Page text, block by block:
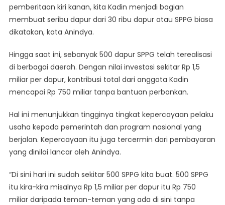
pemberitaan kiri kanan, kita Kadin menjadi bagian
membuat seribu dapur dari 30 ribu dapur atau SPPG biasa
dikatakan, kata Anindya.
Hingga saat ini, sebanyak 500 dapur SPPG telah terealisasi
di berbagai daerah. Dengan nilai investasi sekitar Rp 1,5
miliar per dapur, kontribusi total dari anggota Kadin
mencapai Rp 750 miliar tanpa bantuan perbankan.
Hal ini menunjukkan tingginya tingkat kepercayaan pelaku
usaha kepada pemerintah dan program nasional yang
berjalan. Kepercayaan itu juga tercermin dari pembayaran
yang dinilai lancar oleh Anindya.
“Di sini hari ini sudah sekitar 500 SPPG kita buat. 500 SPPG
itu kira-kira misalnya Rp 1,5 miliar per dapur itu Rp 750
miliar daripada teman-teman yang ada di sini tanpa